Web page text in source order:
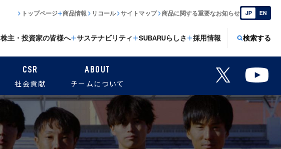
株主・投資家の皆様へ サステナビリティ SUBARUらしさ 採用情報 検索する
トップページ 商品情報 リコール サイトマップ 商品に関する重要なお知らせ JP EN
CSR
社会貢献
ABOUT
チームについて